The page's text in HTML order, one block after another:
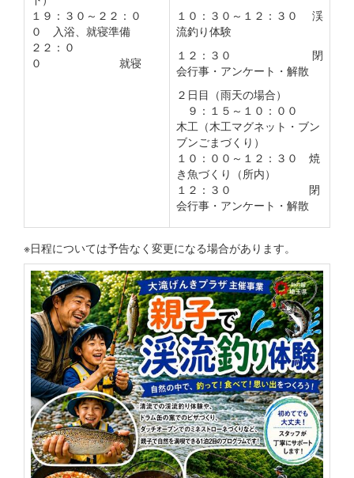
１９：３０～２２：０
０ 入浴、就寝準備
２２：０
０ 就寝
１０：３０～１２：３０ 渓
流釣り体験
１２：３０ 閉
会行事・アンケート・解散
２日目（雨天の場合）
９：１５～１０：００
木工（木工マグネット・ブン
ブンごまづくり）
１０：００～１２：３０ 焼
き魚づくり（所内）
１２：３０ 閉
会行事・アンケート・解散
※日程については予告なく変更になる場合があります。